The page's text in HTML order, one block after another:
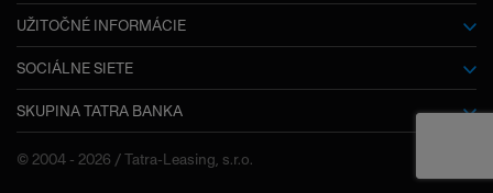
O nás
Kariéra
Výročné správy
Kontakty
UŽITOČNÉ INFORMÁCIE
Slovník pojmov
Dokumenty na stiahnutie
Často kladené otázky
SOCIÁLNE SIETE
Facebook
SKUPINA TATRA BANKA
Tatra banka
© 2004 - 2026 / Tatra-Leasing, s.r.o.